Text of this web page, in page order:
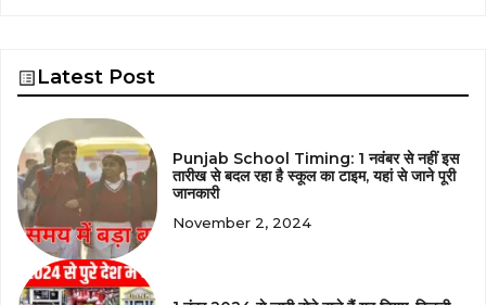
Latest Post
Punjab School Timing: 1 नवंबर से नहीं इस
तारीख से बदल रहा है स्कूल का टाइम, यहां से जाने पूरी
जानकारी
November 2, 2024